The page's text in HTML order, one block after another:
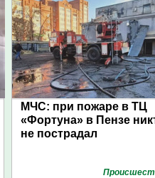
МЧС: при пожаре в ТЦ
«Фортуна» в Пензе
не пострадал